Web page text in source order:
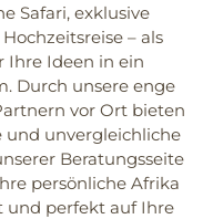
Safari, exklusive
– als
Ihre Ideen in ein
Durch unsere enge
vor Ort bieten
und unvergleichliche
Beratungsseite
persönliche Afrika
und perfekt auf Ihre